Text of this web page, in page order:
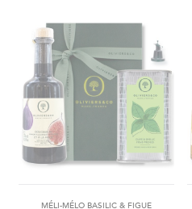
MÉLI-MÉLO BASILIC & FIGUE